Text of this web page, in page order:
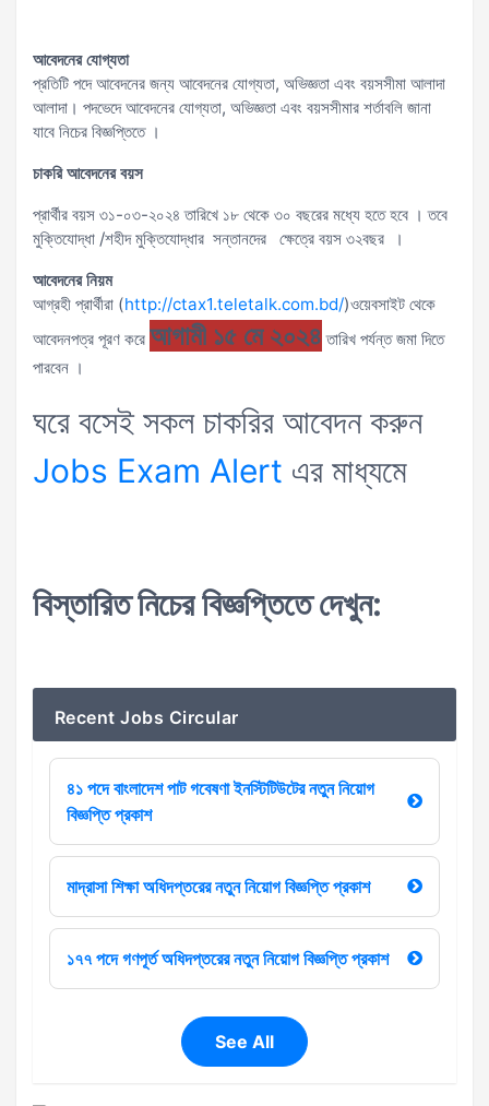
আবেদনেরযোগ্যতা
প্রতিটি পদে আবেদনের জন্য আবেদনের যোগ্যতা, অভিজ্ঞতা এবং বয়সসীমা আলাদা
আলাদা। পদভেদে আবেদনের যোগ্যতা, অভিজ্ঞতা এবং বয়সসীমার শর্তাবলি জানা
যাবে নিচের বিজ্ঞপ্তিতে ।
চাকরি আবেদনেরবয়স
প্রার্থীর বয়স ৩১-০৩-২০২৪ তারিখে ১৮ থেকে ৩০ বছরের মধ্যে হতে হবে । তবে
মুক্তিযোদ্ধা /শহীদ মুক্তিযোদ্ধার সন্তানদের ক্ষেত্রে বয়স ৩২বছর ।
আবেদনের নিয়ম
আগ্রহী প্রার্থীরা (http://ctax1.teletalk.com.bd/)ওয়েবসাইট থেকে
আবেদনপত্র পূরণ করে আগামী ১৫ মে ২০২৪ তারিখ পর্যন্ত জমা দিতে
পারবেন ।
ঘরে বসেই সকল চাকরির আবেদন করুন
Jobs Exam Alert এর মাধ্যমে
বিস্তারিতনিচেরবিজ্ঞপ্তিতে দেখুন:
Recent Jobs Circular
৪১ পদে বাংলাদেশ পাট গবেষণা ইনস্টিটিউটের নতুন নিয়োগ
বিজ্ঞপ্তি প্রকাশ
মাদ্রাসা শিক্ষা অধিদপ্তরের নতুন নিয়োগ বিজ্ঞপ্তি প্রকাশ
১৭৭ পদে গণপূর্ত অধিদপ্তরের নতুন নিয়োগ বিজ্ঞপ্তি প্রকাশ
See All